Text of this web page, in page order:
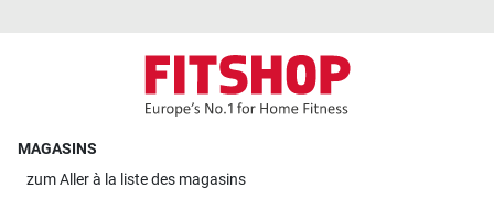
MAGASINS
zumAller à la liste des magasins